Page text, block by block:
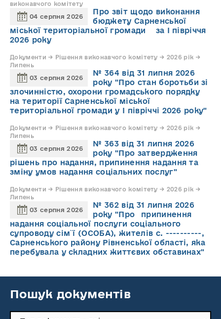
виконавчого комітету
04 серпня 2026
Про звіт щодо виконання
бюджету Сарненської
міської територіальної громади за І півріччя
2026 року
Документи → Рішення виконавчого комітету → 2026 рік →
Липень
03 серпня 2026
№ 364 від 31 липня 2026
року "Про стан боротьби зі
злочинністю, охорони громадського порядку
на території Сарненської міської
територіальної громади у І півріччі 2026 року"
Документи → Рішення виконавчого комітету → 2026 рік →
Липень
03 серпня 2026
№ 363 від 31 липня 2026
року "Про затвердження
рішень про надання, припинення надання та
зміну умов надання соціальних послуг"
Документи → Рішення виконавчого комітету → 2026 рік →
Липень
03 серпня 2026
№ 362 від 31 липня 2026
року "Про припинення
надання соціальної послуги соціального
супроводу cім`ї (ОСОБА), жителів с. ----------,
Сарненського району Рівненської області, яка
перебувала у складних життєвих обставинах"
Пошук документів